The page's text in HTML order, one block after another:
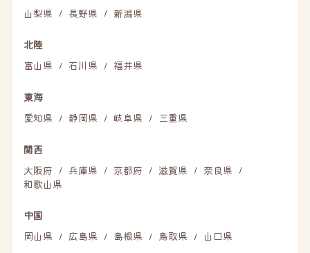
山梨県
/ 長野県 / 新潟県
北陸
富山県
/ 石川県 / 福井県
東海
愛知県
/ 静岡県 / 岐阜県 / 三重県
関西
大阪府
/ 兵庫県 / 京都府 / 滋賀県 / 奈良県 /
和歌山県
中国
岡山県
/ 広島県 / 島根県 / 鳥取県 / 山口県